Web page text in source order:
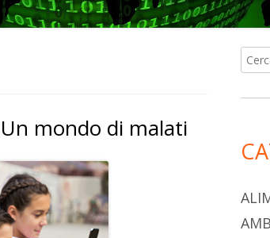
mondo di malati
per: